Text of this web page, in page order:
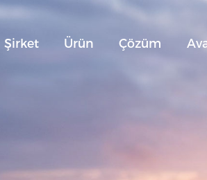
Şirket Ürün Çözüm